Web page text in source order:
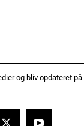
og bliv opdateret